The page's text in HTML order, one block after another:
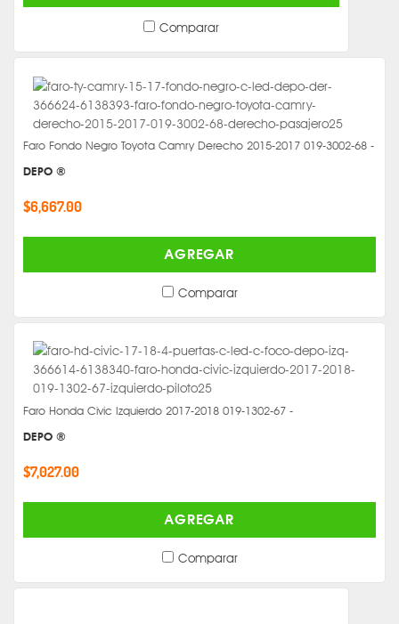
Comparar
Faro Fondo Negro Toyota Camry Derecho 2015-2017 019-3002-68 -
DEPO ®
$6,667.00
AGREGAR
Comparar
Faro Honda Civic Izquierdo 2017-2018 019-1302-67 -
DEPO ®
$7,027.00
AGREGAR
Comparar